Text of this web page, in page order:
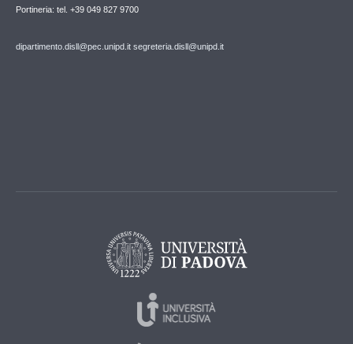
Portineria: tel. +39 049 827 9700
dipartimento.disll@pec.unipd.it segreteria.disll@unipd.it